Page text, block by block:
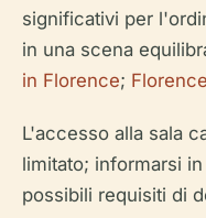
significativi per
in una scena
in Florence;
L'accesso alla sala
limitato; informarsi
possibili requisiti di